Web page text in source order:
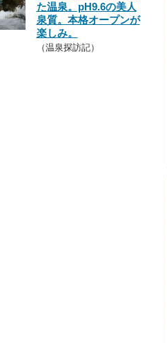
た温泉。pH9.6の美人
泉質。本格オープンが
楽しみ。
（温泉探訪記）